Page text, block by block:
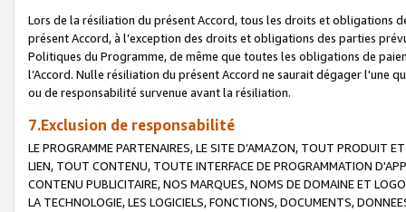
Lors de la résiliation du présent Accord, tous les droits et obligations
présent Accord, à l’exception des droits et obligations des parties
Politiques du Programme, de même que toutes les obligations de
l’Accord. Nulle résiliation du présent Accord ne saurait dégager l'une
ou de responsabilité survenue avant la résiliation.
7.Exclusion de responsabilité
LE PROGRAMME PARTENAIRES, LE SITE D’AMAZON, TOUT PRODUIT
LIEN, TOUT CONTENU, TOUTE INTERFACE DE PROGRAMMATION
CONTENU PUBLICITAIRE, NOS MARQUES, NOMS DE DOMAINE ET
LA TECHNOLOGIE, LES LOGICIELS, FONCTIONS, DOCUMENTS,